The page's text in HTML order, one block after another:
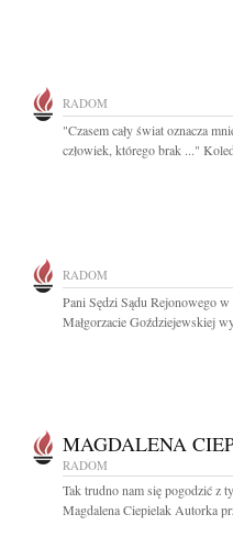
RADOM
"Czasem cały świat oznacza
człowiek, którego brak ..."
RADOM
Pani Sędzi Sądu Rejonowego w
Małgorzacie Goździejewskiej
MAGDALENA
RADOM
Tak trudno nam się pogodzić z
Magdalena Ciepielak Autorka